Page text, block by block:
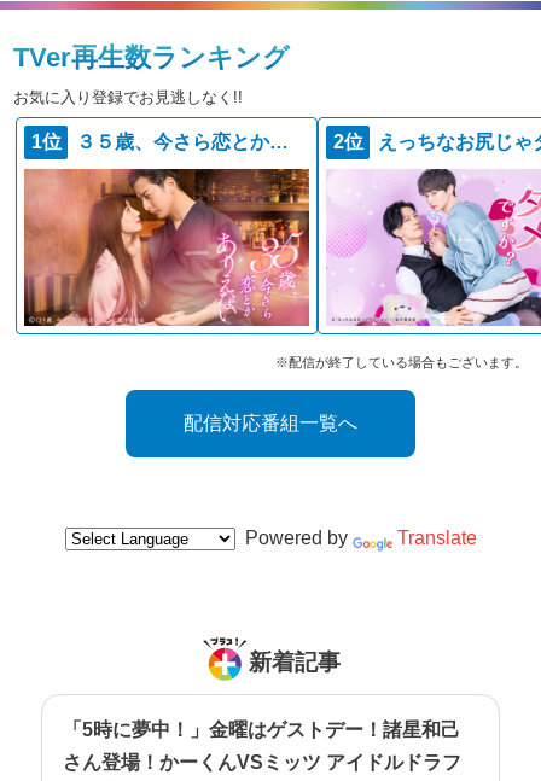
TVer再生数ランキング
お気に入り登録でお見逃しなく!!
1位 ３５歳、今さら恋とかありえない 2位
※配信が終了している場合もございます。
配信対応番組一覧へ
Powered by Translate
新着記事
「5時に夢中！」金曜はゲストデー！諸星和己
さん登場！かーくんVSミッツ アイドルドラフ